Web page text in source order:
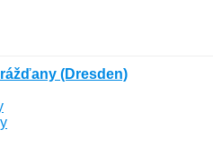
(Dresden)